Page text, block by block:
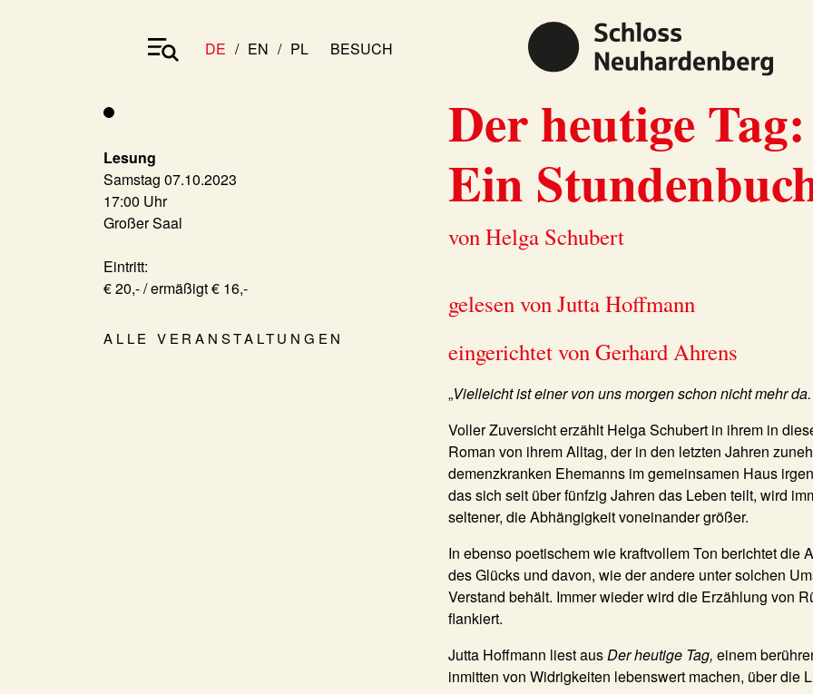
DE EN PL BESUCH
Lesung
Samstag 07.10.2023
17:00 Uhr
Großer Saal
Eintritt:
€ 20,- / ermäßigt € 16,-
ALLE VERANSTALTUNGEN
Der heutige Tag:
Ein
von Helga Schubert
gelesen von Jutta Hoffmann
eingerichtet von Gerhard Ahrens
„Vielleicht ist einer von uns morgen schon nicht mehr
Voller Zuversicht erzählt Helga Schubert in ihrem in
Roman von ihrem Alltag, der in den letzten Jahren
demenzkranken Ehemanns im gemeinsamen Haus
das sich seit über fünfzig Jahren das Leben teilt, wird
seltener, die Abhängigkeit voneinander größer.
In ebenso poetischem wie kraftvollem Ton berichtet die
des Glücks und davon, wie der andere unter solchen
Verstand behält. Immer wieder wird die Erzählung von
flankiert.
Jutta Hoffmann liest ausDer heutige Tag, einem
inmitten von Widrigkeiten lebenswert machen, über die